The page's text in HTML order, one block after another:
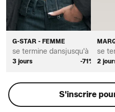
G-STAR - FEMME
se termine dans
3 jours
jusqu'à *
-71%
se
2
S'inscrire